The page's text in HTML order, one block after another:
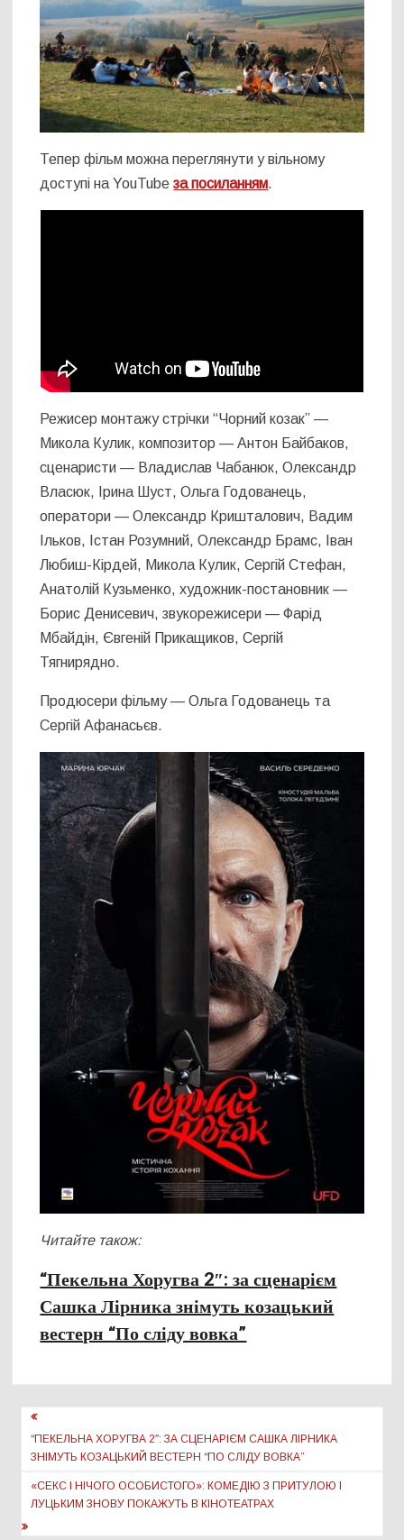
Тепер фільм можна переглянути у вільному
доступі на YouTubeза посиланням.
Режисер монтажу стрічки “Чорний козак” —
Микола Кулик, композитор — Антон Байбаков,
сценаристи — Владислав Чабанюк, Олександр
Власюк, Ірина Шуст, Ольга Годованець,
оператори — Олександр Кришталович, Вадим
Ільков, Істан Розумний, Олександр Брамс, Іван
Любиш-Кірдей, Микола Кулик, Сергій Стефан,
Анатолій Кузьменко, художник-постановник —
Борис Денисевич, звукорежисери — Фарід
Мбайдін, Євгеній Прикащиков, Сергій
Тягнирядно.
Продюсери фільму — Ольга Годованець та
Сергій Афанасьєв.
Читайте також:
“Пекельна Хоругва 2″: за сценарієм
Сашка Лірника знімуть козацький
вестерн “По сліду вовка”
Навігація
записів
“ПЕКЕЛЬНА ХОРУГВА 2″: ЗА СЦЕНАРІЄМ САШКА ЛІРНИКА
ЗНІМУТЬ КОЗАЦЬКИЙ ВЕСТЕРН “ПО СЛІДУ ВОВКА”
«СЕКС І НІЧОГО ОСОБИСТОГО»: КОМЕДІЮ З ПРИТУЛОЮ І
ЛУЦЬКИМ ЗНОВУ ПОКАЖУТЬ В КІНОТЕАТРАХ